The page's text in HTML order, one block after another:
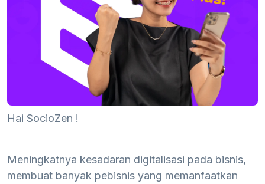
Hai SocioZen !
Meningkatnya kesadaran digitalisasi pada bisnis,
membuat banyak pebisnis yang memanfaatkan